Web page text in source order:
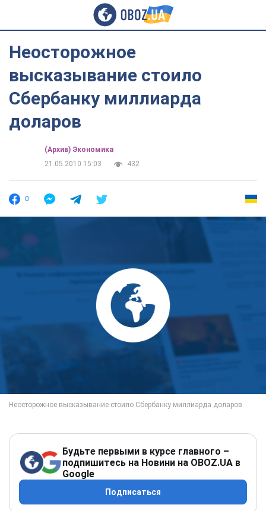
Неосторожное
высказывание стоило
Сбербанку миллиарда
доларов
(Архив) Экономика
21.05.2010 15:03
432
0
Будьте первыми в курсе главного –
подпишитесь на Новини на OBOZ.UA в
Google
Подписаться